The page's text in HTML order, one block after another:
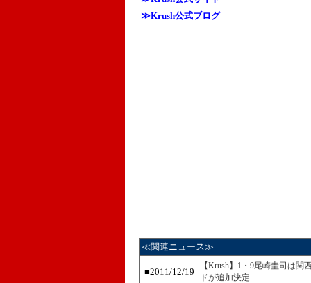
≫Krush公式ブログ
≪関連ニュース≫
■2011/12/19
【Krush】1・9尾崎圭司は
ドが追加決定